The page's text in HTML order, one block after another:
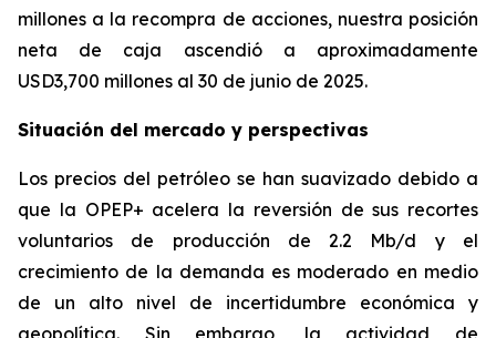
millones a la recompra de acciones, nuestra posición
neta de caja ascendió a aproximadamente
USD3,700 millones al 30 de junio de 2025.
Situación del mercado y perspectivas
Los precios del petróleo se han suavizado debido a
que la OPEP+ acelera la reversión de sus recortes
voluntarios de producción de 2.2 Mb/d y el
crecimiento de la demanda es moderado en medio
de un alto nivel de incertidumbre económica y
geopolítica. Sin embargo, la actividad de